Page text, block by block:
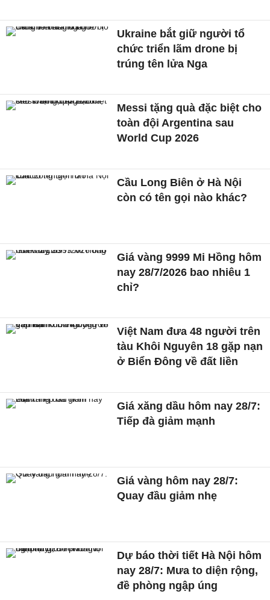
Ukraine bắt giữ người tổ
chức triển lãm drone bị
trúng tên lửa Nga
Messi tặng quà đặc biệt cho
toàn đội Argentina sau
World Cup 2026
Cầu Long Biên ở Hà Nội
còn có tên gọi nào khác?
Giá vàng 9999 Mi Hồng hôm
nay 28/7/2026 bao nhiêu 1
chỉ?
Việt Nam đưa 48 người trên
tàu Khôi Nguyên 18 gặp nạn
ở Biển Đông về đất liền
Giá xăng dầu hôm nay 28/7:
Tiếp đà giảm mạnh
Giá vàng hôm nay 28/7:
Quay đầu giảm nhẹ
Dự báo thời tiết Hà Nội hôm
nay 28/7: Mưa to diện rộng,
đề phòng ngập úng